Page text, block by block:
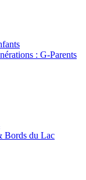
: G-Parents
Bords du Lac